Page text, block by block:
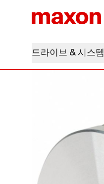
드라이브 & 시스템